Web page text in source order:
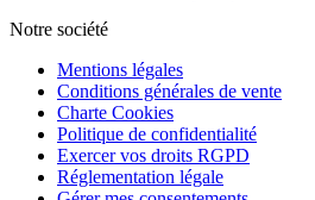
Notre société
Mentions légales
Conditions générales de vente
Charte Cookies
Politique de confidentialité
Exercer vos droits RGPD
Réglementation légale